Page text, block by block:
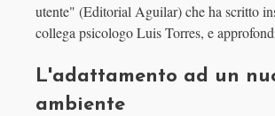
utente" (Editorial Aguilar) che ha scritto
collega psicologo Luis Torres, e
L'adattamento ad un
ambiente